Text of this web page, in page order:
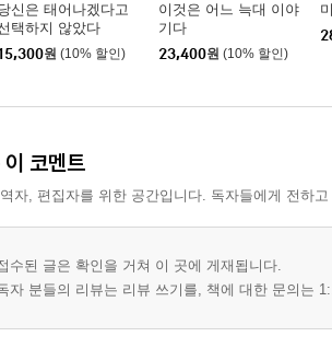
신은 태어나겠다고
택하지 않았다
원 (10% 할인)
이것은 어느 늑대 이야
기다
23,400원 (10% 할인)
이 코멘트
자, 편집자를 위한 공간입니다. 독자들에게 전하
수된 글은 확인을 거쳐 이 곳에 게재됩니다.
자 분들의 리뷰는 리뷰 쓰기를, 책에 대한 문의는